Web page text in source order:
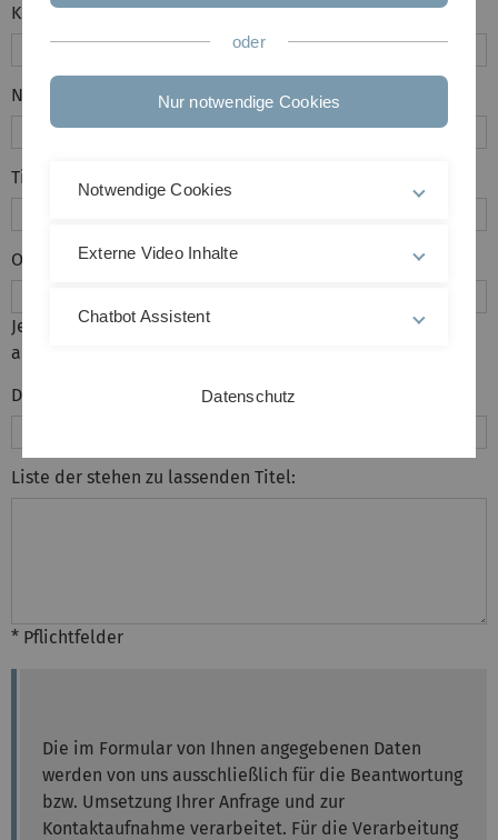
Kontakt E-Mail-Adresse:*
Name des Dozenten:
Titel des Semesterapparats:
Option:
Je nach ausgewählter Option geben Sie bitte außerdem
an:
Datum der Prüfung:
Liste der stehen zu lassenden Titel:
* Pflichtfelder
Die im Formular von Ihnen angegebenen Daten
werden von uns ausschließlich für die Beantwortung
bzw. Umsetzung Ihrer Anfrage und zur
Kontaktaufnahme verarbeitet. Für die Verarbeitung
oder
Nur notwendige Cookies
Notwendige Cookies
Externe Video Inhalte
Chatbot Assistent
Datenschutz